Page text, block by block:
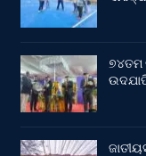
୭୪ତମ